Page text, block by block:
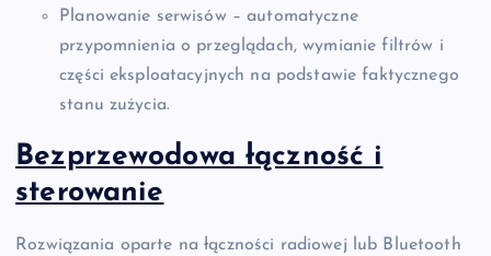
Planowanie serwisów – automatyczne
przypomnienia o przeglądach, wymianie filtrów i
części eksploatacyjnych na podstawie faktycznego
stanu zużycia.
Bezprzewodowa łączność i
sterowanie
Rozwiązania oparte na łączności radiowej lub Bluetooth